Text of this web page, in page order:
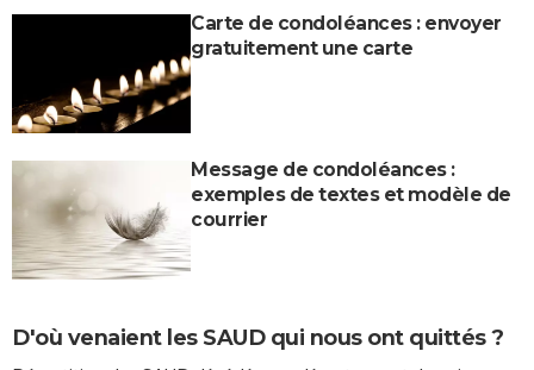
Carte de condoléances : envoyer
gratuitement une carte
Message de condoléances :
exemples de textes et modèle de
courrier
D'où venaient les SAUD qui nous ont quittés ?